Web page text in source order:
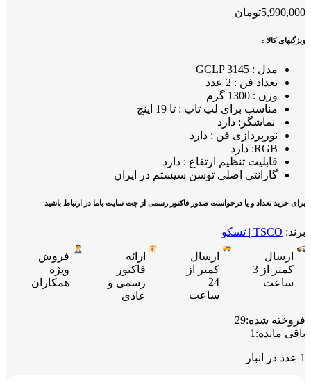
5,990,000تومان
ویژگیهای کالا :
مدل : GCLP 3145
تعداد فن : 2 عدد
وزن : 1300 گرم
مناسب برای لپ تاپ : تا 19 اینچ
نماشگر: دارد
نورپردازی فن : دارد
RGB: دارد
قابلیت تنظیم ارتفاع : دارد
گارانتی اصلی توسن سیستم در ایران
برای خرید تعداد و یا درخواست صدور فاکتور رسمی از چت سایت باما در ارتباط باشید
برند: TSCO | تسکو
ارسال
کمتر از 3
ساعت
ارسال
کمتر از
24
ساعت
ارائه
فاکتور
رسمی و
عادی
فروش
ویژه
همکاران
فروخته شده:29
باقی مانده: 1
1 عدد در انبار